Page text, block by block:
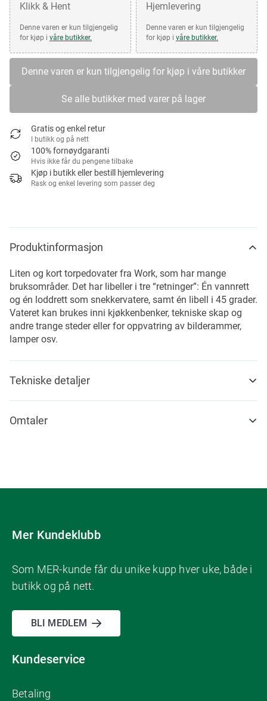
Klikk & Hent
Denne varen er kun tilgjengelig
for kjøp i våre butikker.
Hjemlevering
Denne varen er kun tilgjengelig
for kjøp i våre butikker.
Denne varen er kun tilgjengelig for kjøp i våre butikker
Se alle butikker med varer på lager
Gratis og enkel retur
I butikk og på nett
100% fornøydgaranti
Hvis ikke får du pengene tilbake
Kjøp i butikk eller bestill hjemlevering
Rask og enkel levering som passer deg
Produktinformasjon
Liten og kort torpedovater fra Work, som har mange
bruksområder. Det har libeller i tre “retninger”: Én vannrett
og én loddrett som snekkervatere, samt én libell i 45 grader.
Vateret kan brukes inni kjøkkenbenker, tekniske skap og
andre trange steder eller for oppvatring av bilderammer,
lamper osv.
Tekniske detaljer
Omtaler
Mer Kundeklubb
Som MER-kunde får du unike kupp hver uke, både i
butikk og på nett.
BLI MEDLEM
Kundeservice
Betaling